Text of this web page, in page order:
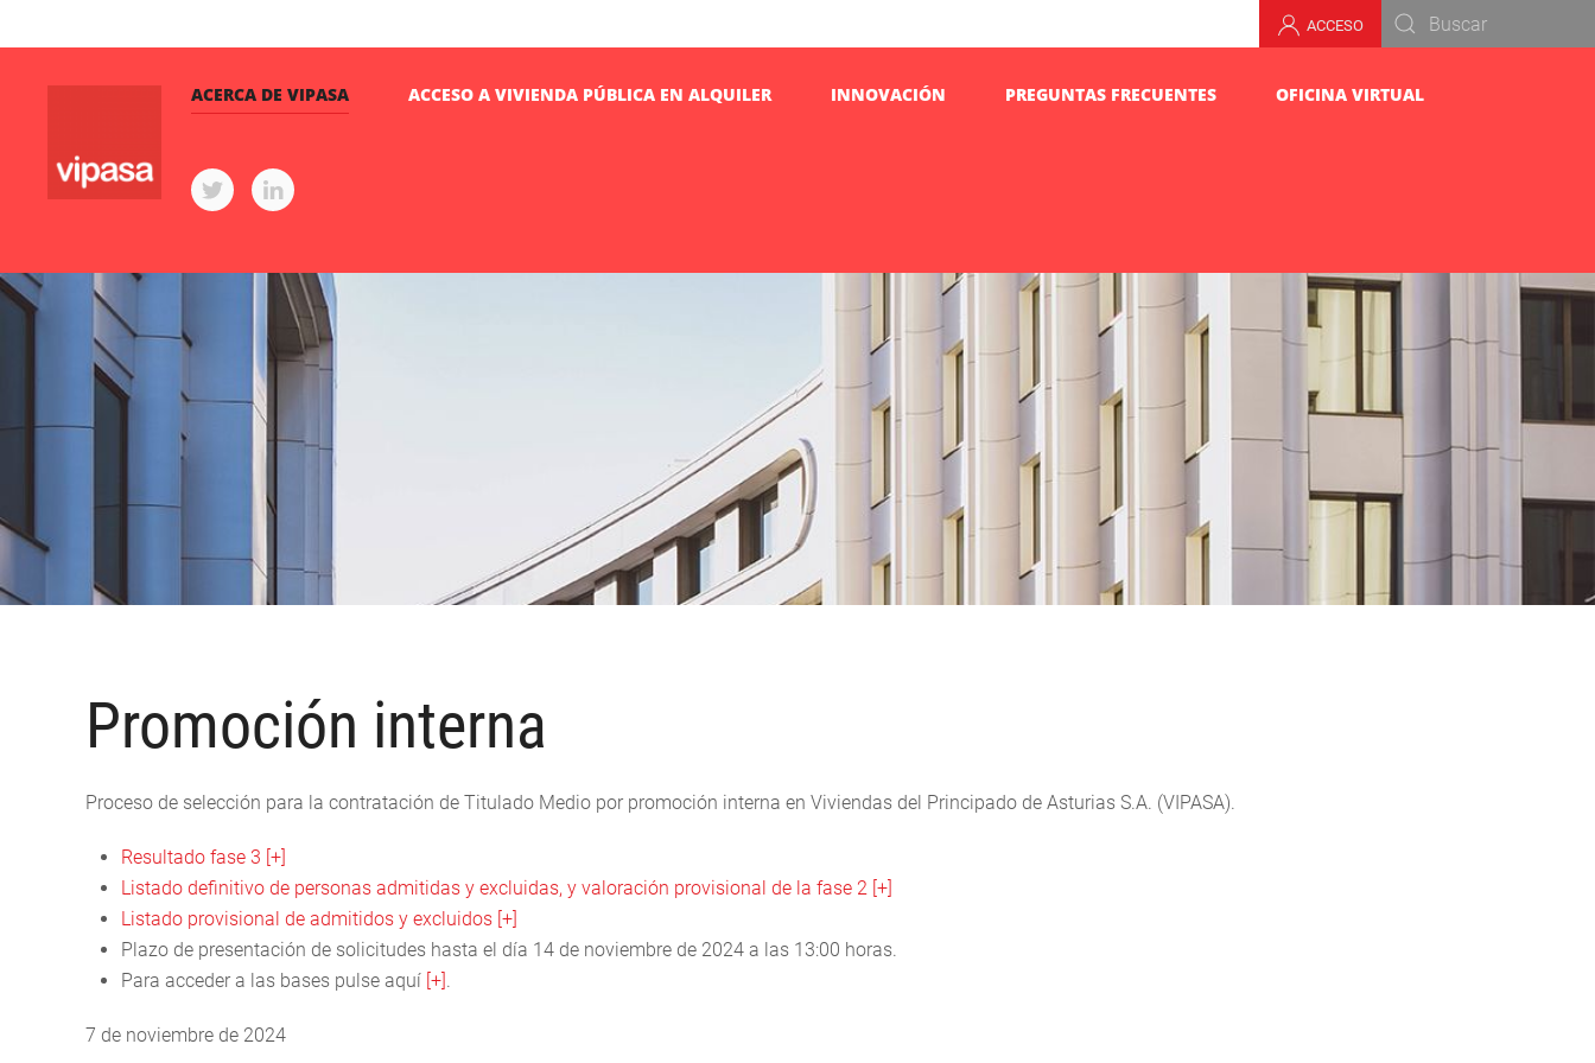
ACCESO
ACERCA DE VIPASA ACCESO A VIVIENDA PÚBLICA EN ALQUILER INNOVACIÓN PREGUNTAS FRECUENTES OFICINA VIRTUAL
Promoción interna
Proceso de selección para la contratación de Titulado Medio por promoción interna en Viviendas del Principado de Asturias S.A. (VIPASA).
Resultado fase 3 [+]
Listado definitivo de personas admitidas y excluidas, y valoración provisional de la fase 2 [+]
Listado provisional de admitidos y excluidos [+]
Plazo de presentación de solicitudes hasta el día 14 de noviembre de 2024 a las 13:00 horas.
Para acceder a las bases pulse aquí [+].
7 de noviembre de 2024